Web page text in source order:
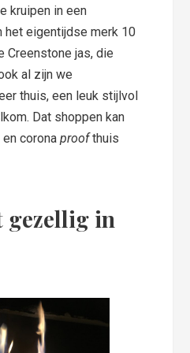
kruipen in een
het eigentijdse merk 10
Creenstone jas, die
al zijn we
thuis, een leuk stijlvol
Dat shoppen kan
en coronaproofthuis
gezellig in